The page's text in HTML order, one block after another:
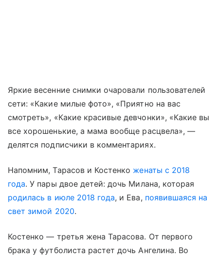
Яркие весенние снимки очаровали пользователей
сети: «Какие милые фото», «Приятно на вас
смотреть», «Какие красивые девчонки», «Какие вы
все хорошенькие, а мама вообще расцвела», —
делятся подписчики в комментариях.
Напомним, Тарасов и Костенко женаты с 2018
года. У пары двое детей: дочь Милана, которая
родилась в июле 2018 года, и Ева, появившаяся на
свет зимой 2020.
Костенко — третья жена Тарасова. От первого
брака у футболиста растет дочь Ангелина. Во